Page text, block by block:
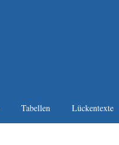
Tabellen Lückentexte